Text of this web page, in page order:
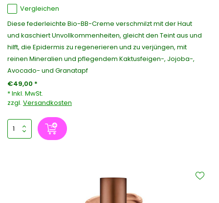
Vergleichen
Diese federleichte Bio-BB-Creme verschmilzt mit der Haut
und kaschiert Unvollkommenheiten, gleicht den Teint aus und
hilft, die Epidermis zu regenerieren und zu verjüngen, mit
reinen Mineralien und pflegendem Kaktusfeigen-, Jojoba-,
Avocado- und Granatapf
€49,00 *
* Inkl. MwSt.
zzgl. Versandkosten